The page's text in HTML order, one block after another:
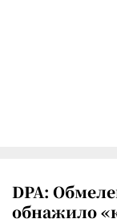
DPA:
обнажило